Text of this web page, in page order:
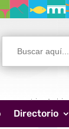
Buscar:
Directorio